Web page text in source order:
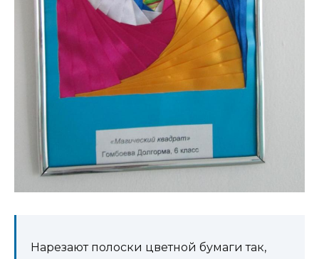
Нарезают полоски цветной бумаги так,